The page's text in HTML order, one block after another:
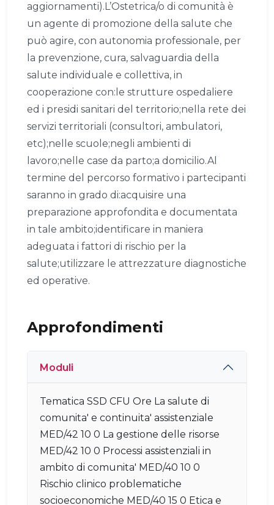
aggiornamenti).L’Ostetrica/o di comunità è
un agente di promozione della salute che
può agire, con autonomia professionale, per
la prevenzione, cura, salvaguardia della
salute individuale e collettiva, in
cooperazione con:le strutture ospedaliere
ed i presidi sanitari del territorio;nella rete dei
servizi territoriali (consultori, ambulatori,
etc);nelle scuole;negli ambienti di
lavoro;nelle case da parto;a domicilio.Al
termine del percorso formativo i partecipanti
saranno in grado di:acquisire una
preparazione approfondita e documentata
in tale ambito;identificare in maniera
adeguata i fattori di rischio per la
salute;utilizzare le attrezzature diagnostiche
ed operative.
Approfondimenti
Moduli
Tematica SSD CFU Ore La salute di
comunita' e continuita' assistenziale
MED/42 10 0 La gestione delle risorse
MED/42 10 0 Processi assistenziali in
ambito di comunita' MED/40 10 0
Rischio clinico problematiche
socioeconomiche MED/40 15 0 Etica e